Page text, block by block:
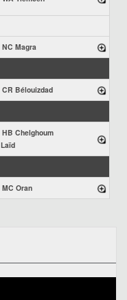
NC Magra
CR Bélouizdad
HB Chelghoum
Laïd
MC Oran